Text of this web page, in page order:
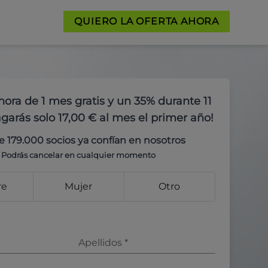
QUIERO LA OFERTA AHORA
de 1 mes gratis y un 35% durante 11
solo 17,00 € al mes el primer año!
179.000 socios ya confían en nosotros
Podrás cancelar en cualquier momento
Mujer Otro
Apellidos *